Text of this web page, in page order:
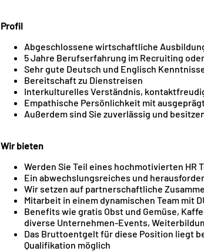
Profil
Abgeschlossene wirtschaftliche
5 Jahre Berufserfahrung im Recruiting
Sehr gute Deutsch und Englisch
Bereitschaft zu Dienstreisen
Interkulturelles Verständnis,
Empathische Persönlichkeit mit
Außerdem sind Sie zuverlässig und
Wir bieten
Werden Sie Teil eines hochmotivierten
Ein abwechslungsreiches und
Wir setzen auf partnerschaftliche
Mitarbeit in einem dynamischen Team mit
Benefits wie gratis Obst und Gemüse,
diverse Unternehmen-Events,
Das Bruttoentgelt für diese Position liegt
Qualifikation möglich